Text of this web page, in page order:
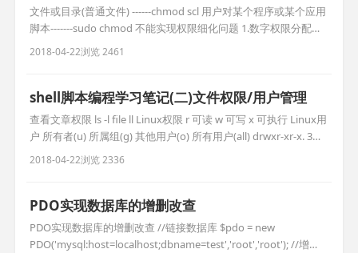
文件或目录(普通文件) ------chmod scl 用户对某个程序或某个应用
脚本-------sudo chmod 不能实现权限细化问题 1.数字权限分配
chmod 755 file r 4 w 2 x 1 2.字母权限分配 chmod u+x file
chmod o-w file chmod g+w file chmod g+w,g+x file
2018-04-22浏览 2461
shell脚本编程学习笔记(二)文件权限/用户管理
查看文章权限 ls -l file ll Linux权限 r 可读 w 可写 x 可执行 Linux用
户 所有者(u) 所属组(g) 其他用户(o) 所有用户(all) drwxr-xr-x. 3
root root 4096 Feb 7 12:38 mnt 第一个元素: d 文件夹 - 文件 r可
读 w可写 x可执行 -无权限 root用户对mnt具有rw
2018-04-22浏览 2336
PDO实现数据库的增删改查
PDO实现数据库的增删改查 //链接数据库 $pdo = new
PDO('mysql:host=localhost;dbname=test','root','root'); //增